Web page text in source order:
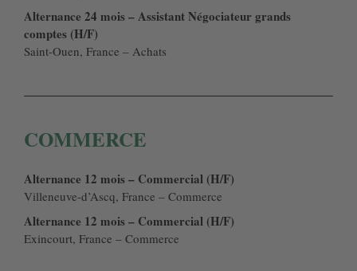
Alternance 24 mois – Assistant Négociateur grands
comptes (H/F)
Saint-Ouen, France – Achats
COMMERCE
Alternance 12 mois – Commercial (H/F)
Villeneuve-d’Ascq, France – Commerce
Alternance 12 mois – Commercial (H/F)
Exincourt, France – Commerce